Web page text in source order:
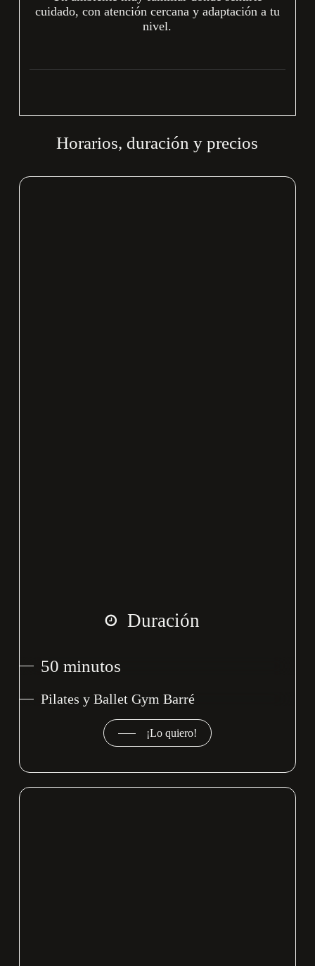
cuidado, con atención cercana y adaptación a tu
nivel.
Horarios, duración y precios
Duración
50 minutos
Pilates y Ballet Gym Barré
¡Lo quiero!